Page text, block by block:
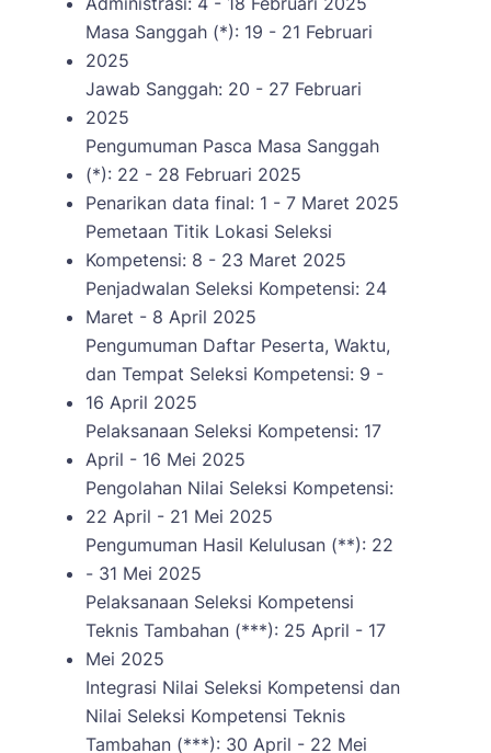
Masa Sanggah (*): 19 - 21 Februari
2025
Jawab Sanggah: 20 - 27 Februari
2025
Pengumuman Pasca Masa Sanggah
(*): 22 - 28 Februari 2025
Penarikan data final: 1 - 7 Maret 2025
Pemetaan Titik Lokasi Seleksi
Kompetensi: 8 - 23 Maret 2025
Penjadwalan Seleksi Kompetensi: 24
Maret - 8 April 2025
Pengumuman Daftar Peserta, Waktu,
dan Tempat Seleksi Kompetensi: 9 -
16 April 2025
Pelaksanaan Seleksi Kompetensi: 17
April - 16 Mei 2025
Pengolahan Nilai Seleksi Kompetensi:
22 April - 21 Mei 2025
Pengumuman Hasil Kelulusan (**): 22
- 31 Mei 2025
Pelaksanaan Seleksi Kompetensi
Teknis Tambahan (***): 25 April - 17
Mei 2025
Integrasi Nilai Seleksi Kompetensi dan
Nilai Seleksi Kompetensi Teknis
Tambahan (***): 30 April - 22 Mei